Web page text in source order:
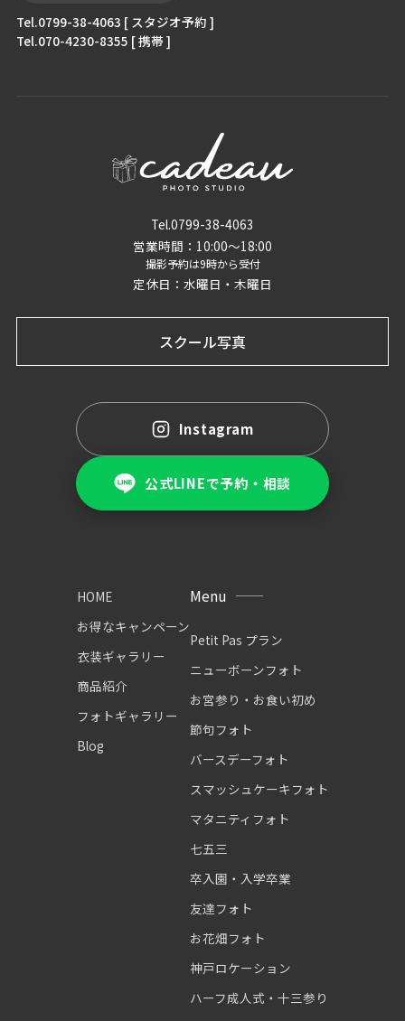
Tel.0799-38-4063 [ スタジオ予約 ]
Tel.070-4230-8355 [ 携帯 ]
Tel.0799-38-4063
営業時間：10:00〜18:00
撮影予約は9時から受付
定休日：水曜日・木曜日
スクール写真
Instagram
公式LINEで予約・相談
HOME
お得なキャンペーン
衣装ギャラリー
商品紹介
フォトギャラリー
Blog
Menu
Petit Pas プラン
ニューボーンフォト
お宮参り・お食い初め
節句フォト
バースデーフォト
スマッシュケーキフォト
マタニティフォト
七五三
卒入園・入学卒業
友達フォト
お花畑フォト
神戸ロケーション
ハーフ成人式・十三参り